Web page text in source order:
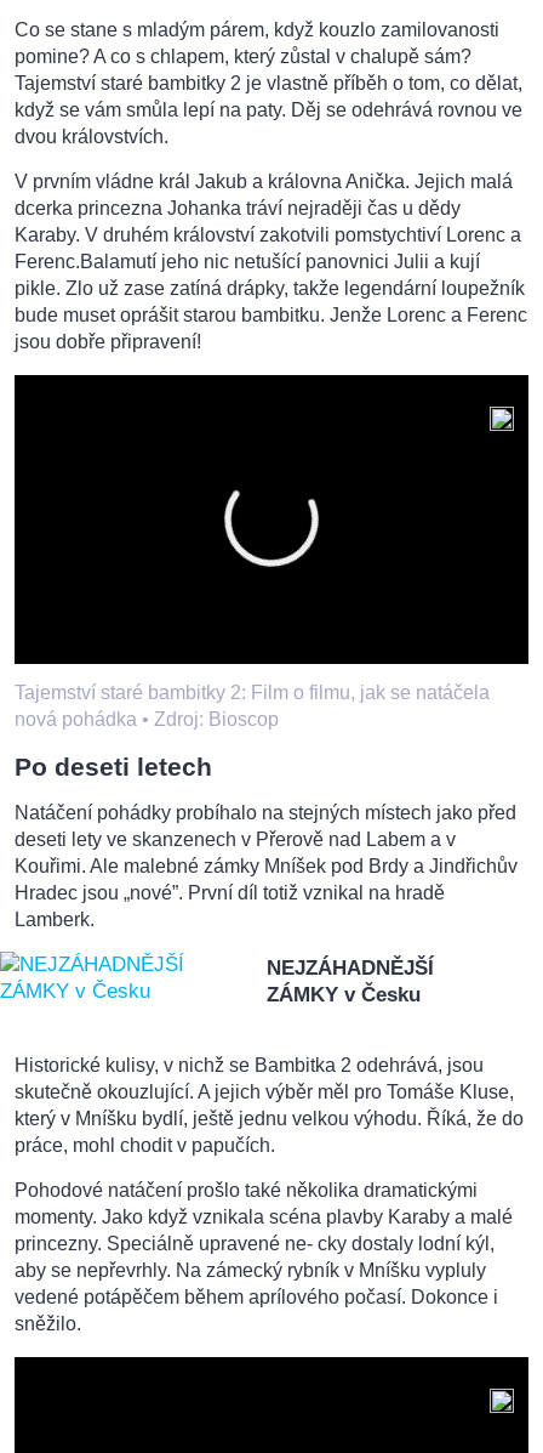
Co se stane s mladým párem, když kouzlo zamilovanosti
pomine? A co s chlapem, který zůstal v chalupě sám?
Tajemství staré bambitky 2 je vlastně příběh o tom, co dělat,
když se vám smůla lepí na paty. Děj se odehrává rovnou ve
dvou královstvích.
V prvním vládne král Jakub a královna Anička. Jejich malá
dcerka princezna Johanka tráví nejraději čas u dědy
Karaby. V druhém království zakotvili pomstychtiví Lorenc a
Ferenc.Balamutí jeho nic netušící panovnici Julii a kují
pikle. Zlo už zase zatíná drápky, takže legendární loupežník
bude muset oprášit starou bambitku. Jenže Lorenc a Ferenc
jsou dobře připravení!
Tajemství staré bambitky 2: Film o filmu, jak se natáčela
nová pohádka • Zdroj: Bioscop
Po deseti letech
Natáčení pohádky probíhalo na stejných místech jako před
deseti lety ve skanzenech v Přerově nad Labem a v
Kouřimi. Ale malebné zámky Mníšek pod Brdy a Jindřichův
Hradec jsou „nové”. První díl totiž vznikal na hradě
Lamberk.
NEJZÁHADNĚJŠÍ
ZÁMKY v Česku
Historické kulisy, v nichž se Bambitka 2 odehrává, jsou
skutečně okouzlující. A jejich výběr měl pro Tomáše Kluse,
který v Mníšku bydlí, ještě jednu velkou výhodu. Říká, že do
práce, mohl chodit v papučích.
Pohodové natáčení prošlo také několika dramatickými
momenty. Jako když vznikala scéna plavby Karaby a malé
princezny. Speciálně upravené ne- cky dostaly lodní kýl,
aby se nepřevrhly. Na zámecký rybník v Mníšku vypluly
vedené potápěčem během aprílového počasí. Dokonce i
sněžilo.